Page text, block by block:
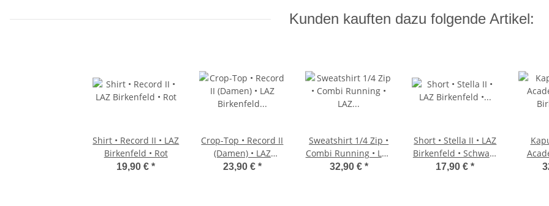
Kunden kauften dazu folgende Artikel:
Shirt • Record II • LAZ
Birkenfeld • Rot
19,90 €*
Crop-Top • Record II
(Damen) • LAZ
Birkenfeld •
23,90 € *
Sweatshirt 1/4 Zip •
Combi Running • LAZ
Birkenfeld • Rot •
32,90 € *
Short • Stella II • LAZ
Birkenfeld • Schwarz
• elastisch
17,90 €*